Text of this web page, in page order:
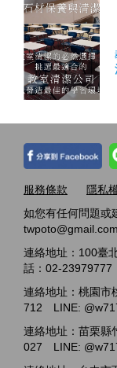
服務條款
隱私
如您有任何問題或
連絡地址：100臺
話：02-
連絡地址：桃園
712 LINE:
連絡地址：苗栗
027 LINE: